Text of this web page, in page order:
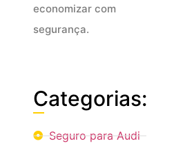
economizar com
segurança.
Categorias:
Seguro para Audi